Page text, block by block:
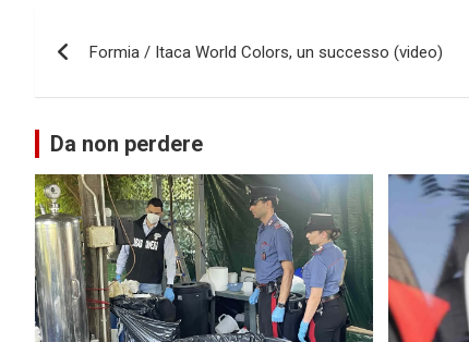
articoli
Formia / Itaca World Colors, un successo (video)
Da non perdere